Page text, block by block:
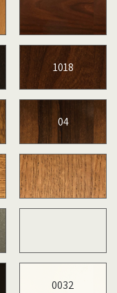
1018
04
0032